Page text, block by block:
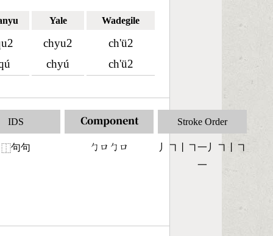
Yale Wadegile
chyu2
chyú
ch'ü2
ch'ü2
IDS
⿰句句
Component
󶀿󶁶󶀿󶁶
Stroke Order
丿㇕丨㇕一丿㇕丨㇕
一